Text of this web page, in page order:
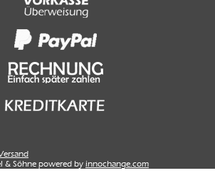
Söhne powered by innochange.com